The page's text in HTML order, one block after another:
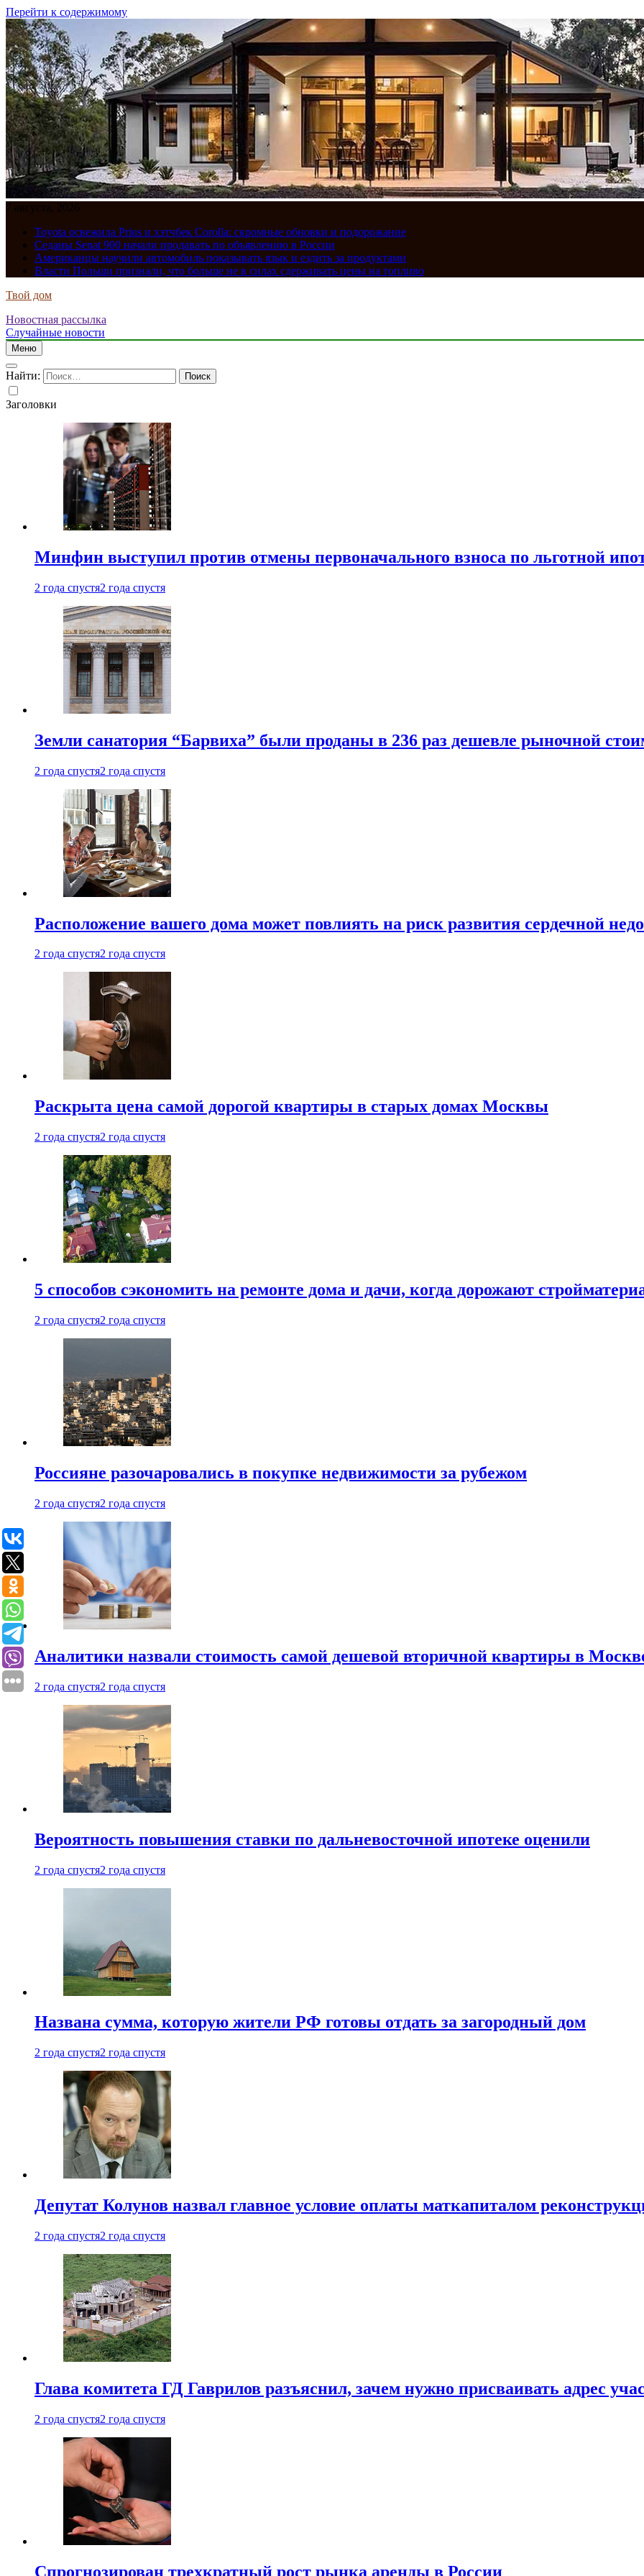
Перейти к содержимому
7 августа, 2026
Toyota освежила Prius и хэтчбек Corolla: скромные обновки и подорожание
Седаны Senat 900 начали продавать по объявлению в России
Американцы научили автомобиль показывать язык и ездить за продуктами
Власти Польши признали, что больше не в силах сдерживать цены на топливо
Твой дом
Новостная рассылка
Случайные новости
Меню
Найти:
Заголовки
Минфин выступил против отмены первоначального взноса по льготной
2 года спустя2 года спустя
Земли санатория “Барвиха” были проданы в 236 раз дешевле рыночной
2 года спустя2 года спустя
Расположение вашего дома может повлиять на риск развития сердечной
2 года спустя2 года спустя
Раскрыта цена самой дорогой квартиры в старых домах Москвы
2 года спустя2 года спустя
5 способов сэкономить на ремонте дома и дачи, когда дорожают
2 года спустя2 года спустя
Россияне разочаровались в покупке недвижимости за рубежом
2 года спустя2 года спустя
Аналитики назвали стоимость самой дешевой вторичной квартиры в
2 года спустя2 года спустя
Вероятность повышения ставки по дальневосточной ипотеке оценили
2 года спустя2 года спустя
Названа сумма, которую жители РФ готовы отдать за загородный дом
2 года спустя2 года спустя
Депутат Колунов назвал главное условие оплаты маткапиталом
2 года спустя2 года спустя
Глава комитета ГД Гаврилов разъяснил, зачем нужно присваивать адрес
2 года спустя2 года спустя
Спрогнозирован трехкратный рост рынка аренды в России